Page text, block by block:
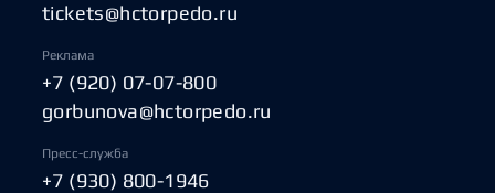
tickets@hctorpedo.ru
Реклама
+7 (920) 07-07-800
gorbunova@hctorpedo.ru
Пресс-служба
+7 (930) 800-1946